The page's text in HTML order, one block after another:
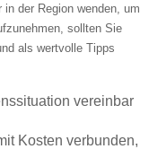
der Region wenden, um
sollten Sie
als wertvolle Tipps
vereinbar
Kosten verbunden,